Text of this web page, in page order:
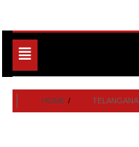
Toggle
navigation
HOME TELANGANA